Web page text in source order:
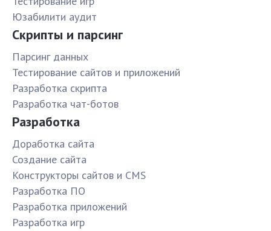
Юзабилити аудит
Скрипты и парсинг
Парсинг данных
Тестирование сайтов и приложений
Разработка скрипта
Разработка чат-ботов
Разработка
Доработка сайта
Создание сайта
Конструкторы сайтов и CMS
Разработка ПО
Разработка приложений
Разработка игр